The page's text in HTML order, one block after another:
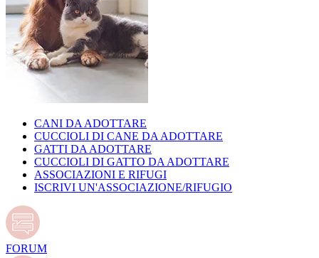
CANI DA ADOTTARE
CUCCIOLI DI CANE DA ADOTTARE
GATTI DA ADOTTARE
CUCCIOLI DI GATTO DA ADOTTARE
ASSOCIAZIONI E RIFUGI
ISCRIVI UN'ASSOCIAZIONE/RIFUGIO
FORUM